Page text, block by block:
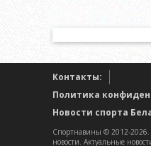
Контакты:
Политика
Новости спорта
Спортнавины © 2012-2026.
новости. Актуальные